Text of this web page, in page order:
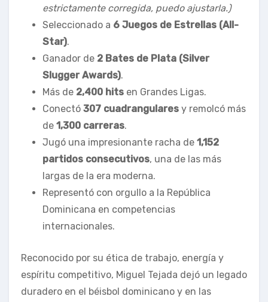
estrictamente corregida, puedo ajustarla.)
Seleccionado a 6 Juegos de Estrellas (All-
Star).
Ganador de 2 Bates de Plata (Silver
Slugger Awards).
Más de 2,400 hits en Grandes Ligas.
Conectó 307 cuadrangulares y remolcó más
de 1,300 carreras.
Jugó una impresionante racha de 1,152
partidos consecutivos, una de las más
largas de la era moderna.
Representó con orgullo a la República
Dominicana en competencias
internacionales.
Reconocido por su ética de trabajo, energía y
espíritu competitivo, Miguel Tejada dejó un legado
duradero en el béisbol dominicano y en las